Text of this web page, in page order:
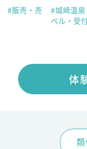
#販売・売 #城崎温泉
ベル・受
体